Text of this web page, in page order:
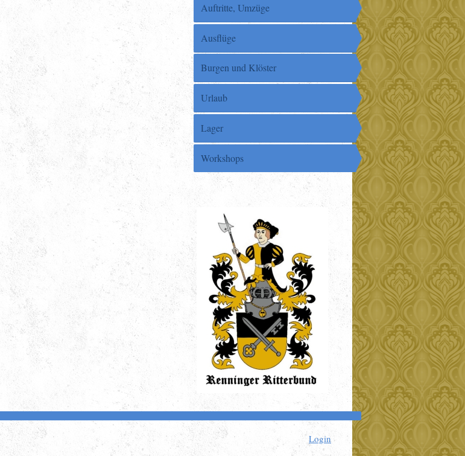
Auftritte, Umzüge
Ausflüge
Burgen und Klöster
Urlaub
Lager
Workshops
Login